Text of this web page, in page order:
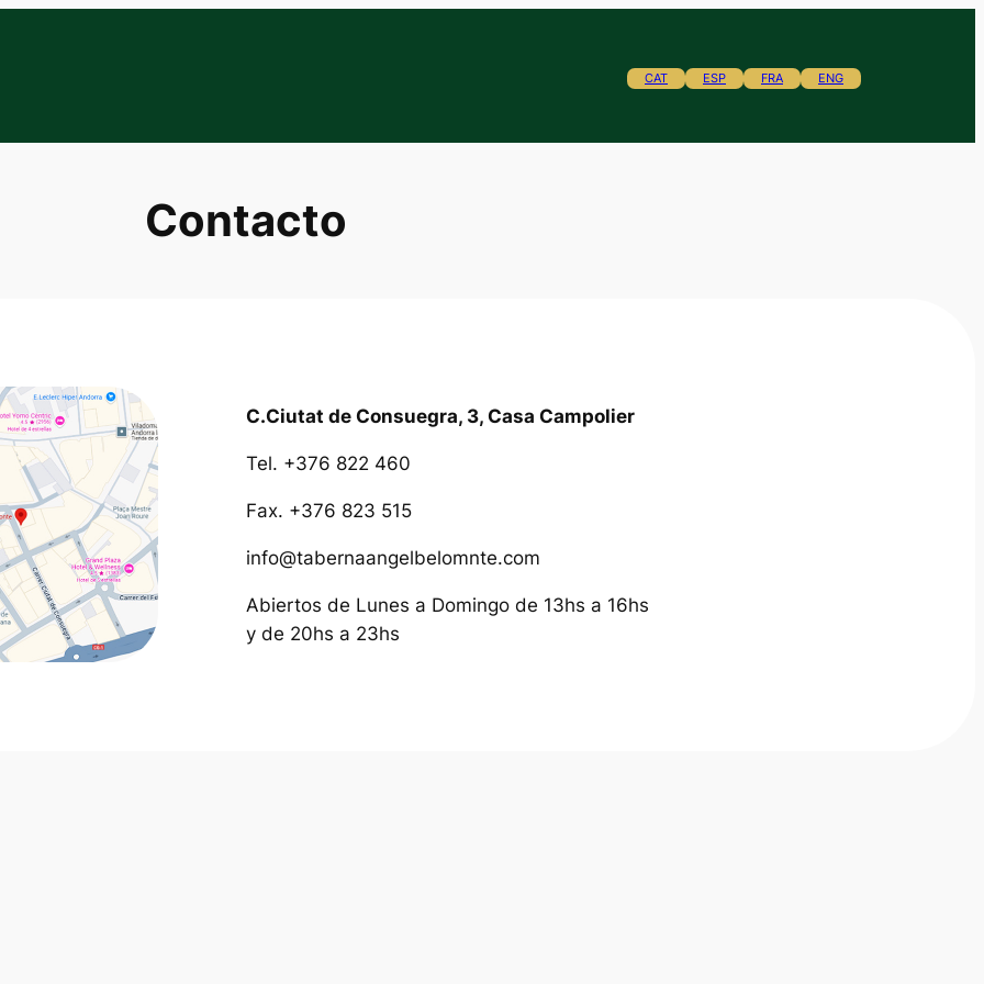
CAT ESP FRA ENG
Contacto
C.Ciutat de Consuegra, 3, Casa Campolier
Tel. +376 822 460
Fax. +376 823 515
info@tabernaangelbelomnte.com
Abiertos de Lunes a Domingo de 13hs a 16hs
y de 20hs a 23hs